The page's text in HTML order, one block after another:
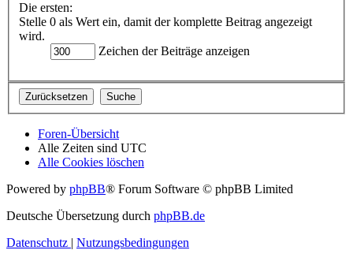
Die ersten:
Stelle 0 als Wert ein, damit der komplette Beitrag angezeigt
wird.
Zeichen der Beiträge anzeigen
Foren-Übersicht
Alle Zeiten sind UTC
Alle Cookies löschen
Powered by phpBB® Forum Software © phpBB Limited
Deutsche Übersetzung durch phpBB.de
Datenschutz | Nutzungsbedingungen